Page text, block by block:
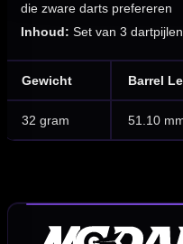
die zware darts prefereren
Inhoud: Set van 3
Gewicht Barrel
32 gram 51.10